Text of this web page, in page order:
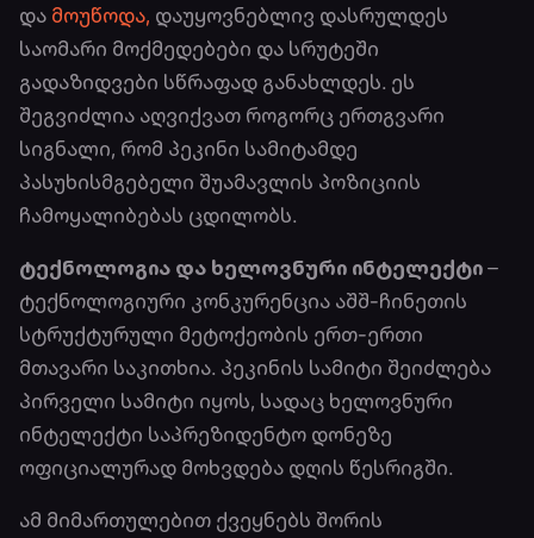
და მოუწოდა, დაუყოვნებლივ დასრულდეს
საომარი მოქმედებები და სრუტეში
გადაზიდვები სწრაფად განახლდეს. ეს
შეგვიძლია აღვიქვათ როგორც ერთგვარი
სიგნალი, რომ პეკინი სამიტამდე
პასუხისმგებელი შუამავლის პოზიციის
ჩამოყალიბებას ცდილობს.
ტექნოლოგია და ხელოვნური ინტელექტი–
ტექნოლოგიური კონკურენცია აშშ-ჩინეთის
სტრუქტურული მეტოქეობის ერთ-ერთი
მთავარი საკითხია. პეკინის სამიტი შეიძლება
პირველი სამიტი იყოს, სადაც ხელოვნური
ინტელექტი საპრეზიდენტო დონეზე
ოფიციალურად მოხვდება დღის წესრიგში.
ამ მიმართულებით ქვეყნებს შორის